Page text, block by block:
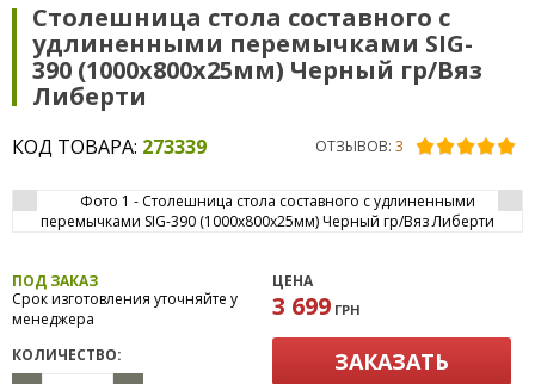
Столешница стола составного с
удлиненными перемычками SIG-
390 (1000х800х25мм) Черный гр/Вяз
Либерти
КОД ТОВАРА: 273339 ОТЗЫВОВ: 3
ПОД ЗАКАЗ
Срок изготовления уточняйте у
менеджера
КОЛИЧЕСТВО:
ЦЕНА
3 699 ГРН
ЗАКАЗАТЬ